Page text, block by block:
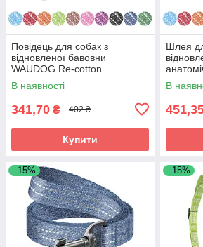
Повідець для собак з
відновленої бавовни
WAUDOG Re-cotton
світловідбивний, Ш 25 мм, Д
200 см рожевий
В наявності
341,70 ₴ 402 ₴
Купити
Шлея
В
–15% –15%